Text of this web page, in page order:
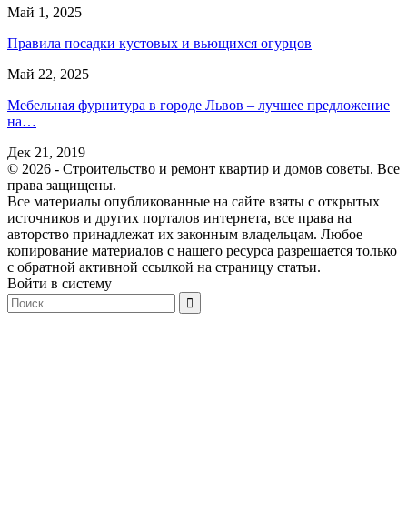
Май 1, 2025
Правила посадки кустовых и вьющихся огурцов
Май 22, 2025
Мебельная фурнитура в городе Львов – лучшее предложение
на…
Дек 21, 2019
© 2026 - Строительство и ремонт квартир и домов советы. Все
права защищены.
Все материалы опубликованные на сайте взяты с открытых
источников и других порталов интернета, все права на
авторство принадлежат их законным владельцам. Любое
копирование материалов с нашего ресурса разрешается только
с обратной активной ссылкой на страницу статьи.
Войти в систему